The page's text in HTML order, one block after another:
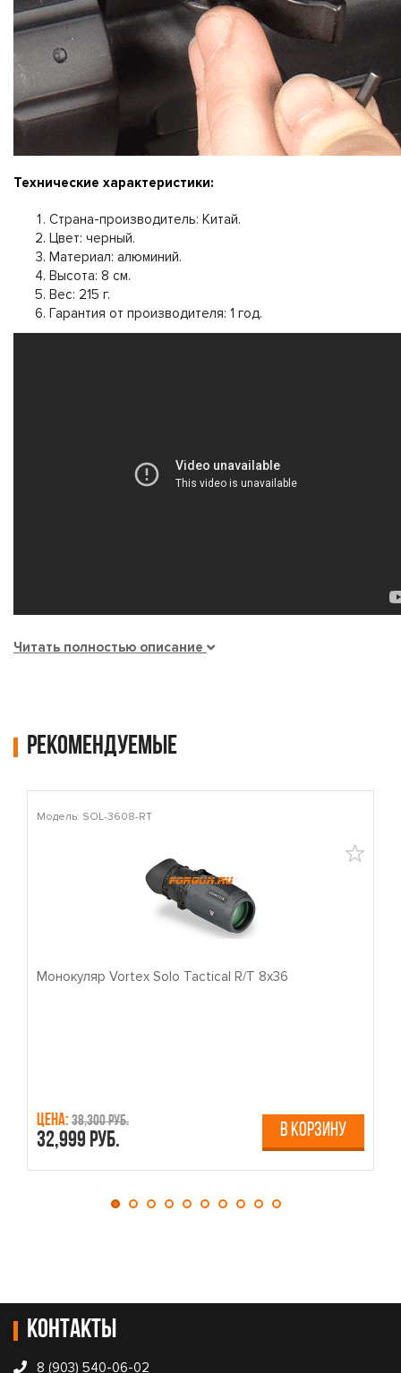
Технические характеристики:
Страна-производитель: Китай.
Цвет: черный.
Материал: алюминий.
Высота: 8 см.
Вес: 215 г.
Гарантия от производителя: 1 год.
Читать полностью описание
Рекомендуемые
Модель: SOL-3608-RT
Монокуляр Vortex Solo Tactical R/T 8x36
Цена: 38,300 руб.
32,999 руб. В КОРЗИНУ
Контакты
8 (903) 540-06-02